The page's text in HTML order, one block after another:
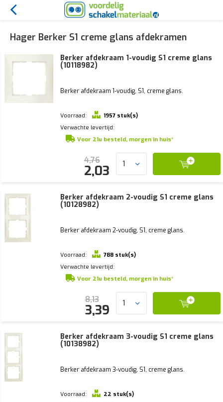
Hager Berker S1 creme glans afdekramen
Berker afdekraam 1-voudig S1 creme glans
(10118982)
Berker afdekraam 1-voudig, S1, creme glans.
Voorraad:
1957 stuk(s)
Verwachte levertijd:
Voor 21u besteld, morgen in huis*
4,76
2,03
Berker afdekraam 2-voudig S1 creme glans
(10128982)
Berker afdekraam 2-voudig, S1, creme glans.
Voorraad:
788 stuk(s)
Verwachte levertijd:
Voor 21u besteld, morgen in huis*
8,13
3,39
Berker afdekraam 3-voudig S1 creme glans
(10138982)
Berker afdekraam 3-voudig, S1, creme glans.
Voorraad:
22 stuk(s)